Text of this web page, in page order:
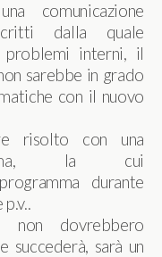
comunicazione
dalla quale
problemi interni, il
sarebbe in grado
con il nuovo
risolto con una
la cui
durante
dovrebbero
succederà, sarà un